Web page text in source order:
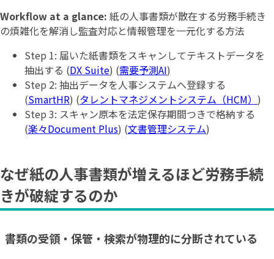
Workflow at a glance: 紙の人事書類が散在する労務手続き
の煩雑化を解消し監査対応と情報管理を一元化する方法
Step 1: 届いた紙書類をスキャンしてテキストデータを
抽出する (DX Suite) (需要予測AI)
Step 2: 抽出データを人事システムへ登録する
(SmartHR) (タレントマネジメントシステム（HCM） )
Step 3: スキャン原本を法定保存期間つきで格納する
(楽々Document Plus) (文書管理システム)
なぜ紙の人事書類が増えるほど労務手続
きが破綻するのか
書類の受領・保管・検索が物理的に分断されている